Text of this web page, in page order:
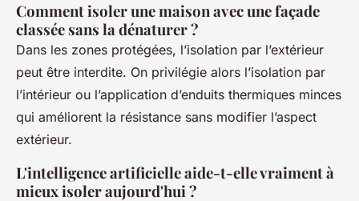
Comment isoler une maison avec une façade
classée sans la dénaturer ?
Dans les zones protégées, l’isolation par l’extérieur
peut être interdite. On privilégie alors l’isolation par
l’intérieur ou l’application d’enduits thermiques minces
qui améliorent la résistance sans modifier l’aspect
extérieur.
L'intelligence artificielle aide-t-elle vraiment à
mieux isoler aujourd'hui ?